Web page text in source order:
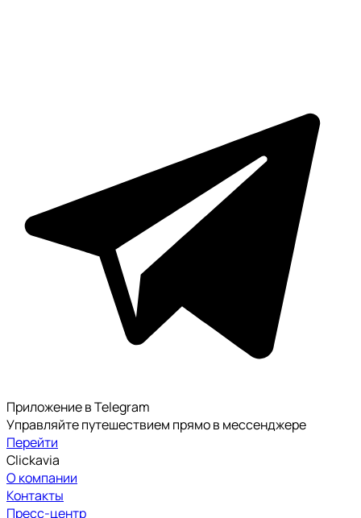
Приложение в Telegram
Управляйте путешествием прямо в мессенджере
Перейти
Clickavia
О компании
Контакты
Пресс-центр